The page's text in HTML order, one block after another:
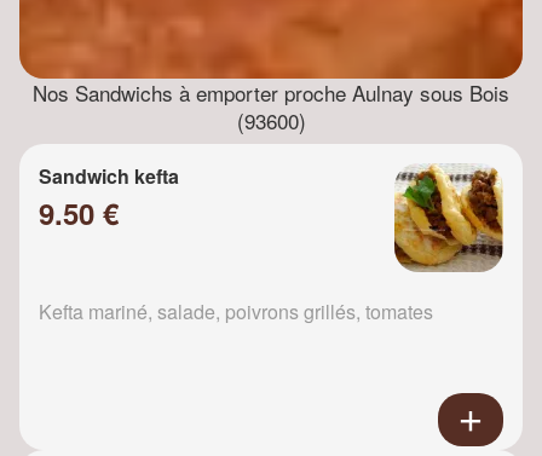
Nos Sandwichs à emporter proche Aulnay sous Bois
(93600)
Sandwich kefta
9.50 €
Kefta mariné, salade, poivrons grillés, tomates